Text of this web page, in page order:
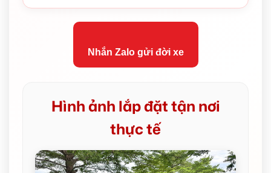
Nhắn Zalo gửi đời xe
Hình ảnh lắp đặt tận nơi
thực tế